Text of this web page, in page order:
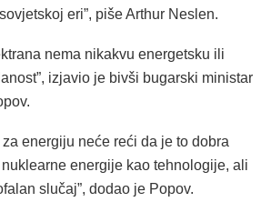
eri”, piše Arthur Neslen.
nema nikakvu energetsku ili
izjavio je bivši bugarski ministar
energiju neće reći da je to dobra
energije kao tehnologije, ali
slučaj”, dodao je Popov.